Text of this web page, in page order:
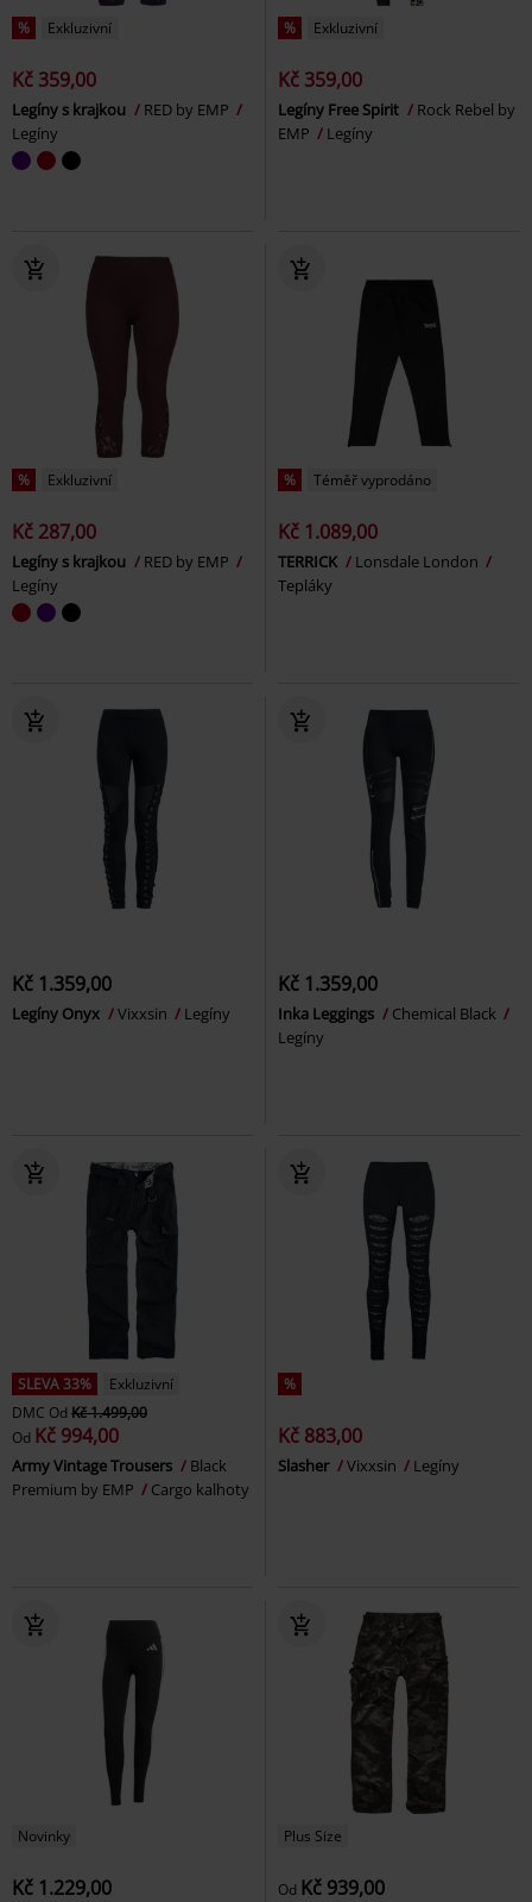
% Exkluzivní
Kč 359,00
Legíny s krajkou
RED by EMP
Legíny
% Exkluzivní
Kč 359,00
Legíny Free Spirit
Rock Rebel by
EMP
Legíny
% Exkluzivní
Kč 287,00
Legíny s krajkou
RED by EMP
Legíny
% Téměř vyprodáno
Kč 1.089,00
TERRICK
Lonsdale London
Tepláky
Kč 1.359,00
Legíny Onyx Vixxsin Legíny
Kč 1.359,00
Inka Leggings
Chemical Black
Legíny
SLEVA 33%
Exkluzivní
DMC Od Kč 1.499,00
Od Kč 994,00
Army Vintage Trousers
Black
Premium by EMP
Cargo kalhoty
%
Kč 883,00
Slasher Vixxsin Legíny
Novinky
Kč 1.229,00
Plus Size
Od Kč 939,00